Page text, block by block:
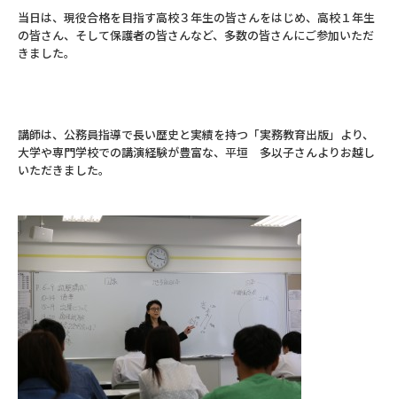
当日は、現役合格を目指す高校３年生の皆さんをはじめ、高校１年生
の皆さん、そして保護者の皆さんなど、多数の皆さんにご参加いただ
きました。
講師は、公務員指導で長い歴史と実績を持つ「実務教育出版」より、
大学や専門学校での講演経験が豊富な、平垣 多以子さんよりお越し
いただきました。